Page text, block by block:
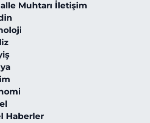
Muhtarı İletişim
Haberler